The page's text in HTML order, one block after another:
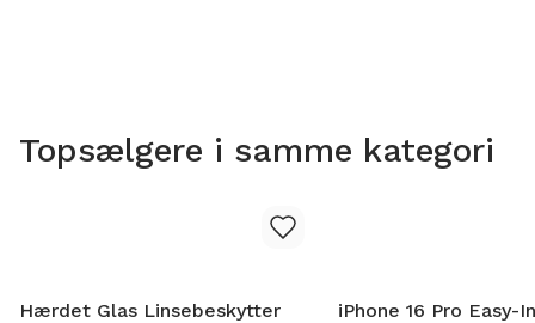
Topsælgere i samme kategori
Hærdet Glas Linsebeskytter
iPhone 16 Pro Easy-